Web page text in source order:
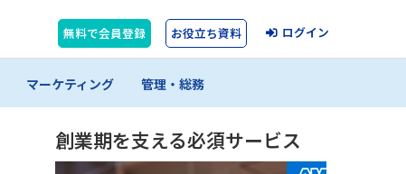
無料で会員登録 お役立ち資料 ログイン
マーケティング 管理・総務
創業期を支える必須サービス